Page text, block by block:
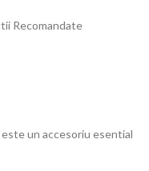
Recomandate
un accesoriu esential